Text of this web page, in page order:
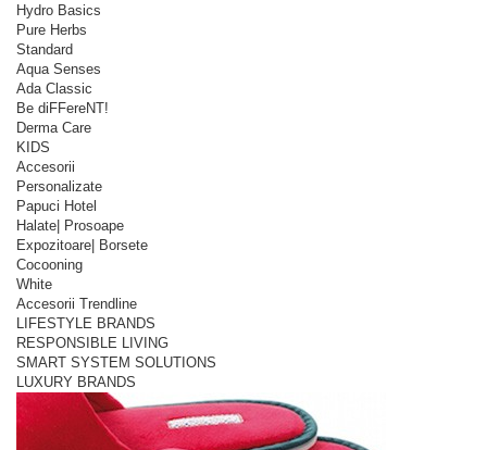
Hydro Basics
Pure Herbs
Standard
Aqua Senses
Ada Classic
Be diFFereNT!
Derma Care
KIDS
Accesorii
Personalizate
Papuci Hotel
Halate| Prosoape
Expozitoare| Borsete
Cocooning
White
Accesorii Trendline
LIFESTYLE BRANDS
RESPONSIBLE LIVING
SMART SYSTEM SOLUTIONS
LUXURY BRANDS